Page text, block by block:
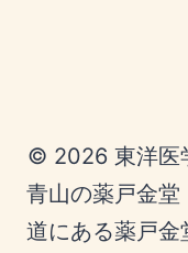
© 2026 東洋医
青山の薬戸金
道にある薬戸金